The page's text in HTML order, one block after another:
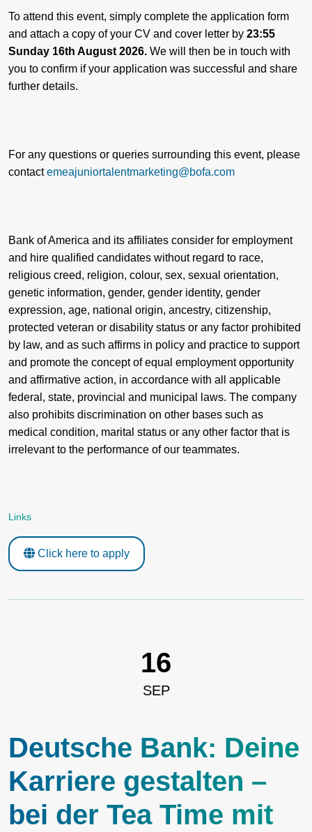
To attend this event, simply complete the application form
and attach a copy of your CV and cover letter by 23:55
Sunday 16th August 2026. We will then be in touch with
you to confirm if your application was successful and share
further details.
For any questions or queries surrounding this event, please
contactemeajuniortalentmarketing@bofa.com
Bank of America and its affiliates consider for employment
and hire qualified candidates without regard to race,
religious creed, religion, colour, sex, sexual orientation,
genetic information, gender, gender identity, gender
expression, age, national origin, ancestry, citizenship,
protected veteran or disability status or any factor prohibited
by law, and as such affirms in policy and practice to support
and promote the concept of equal employment opportunity
and affirmative action, in accordance with all applicable
federal, state, provincial and municipal laws. The company
also prohibits discrimination on other bases such as
medical condition, marital status or any other factor that is
irrelevant to the performance of our teammates.
Links
Click here to apply
16
SEP
Deutsche Bank: Deine
Karriere gestalten –
bei der Tea Time mit